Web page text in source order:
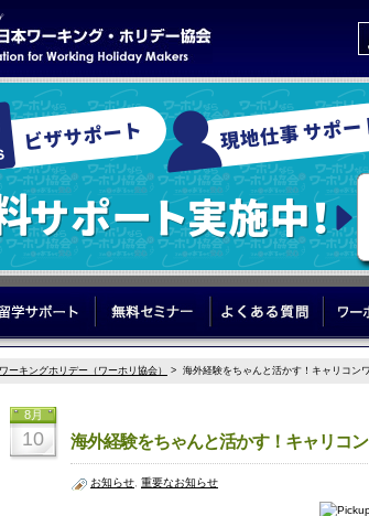
めてのワーホリ 留学サポート 無料セミナー
ワーキングホリデー（ワーホリ協会） > 海外経験をちゃんと活かす！キャリコン
8月
10 海外経験をちゃんと活かす！キャリコ
お知らせ 重要なお知らせ